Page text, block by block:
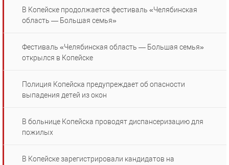
В Копейске продолжается фестиваль «Челябинская
область — Большая семья»
Фестиваль «Челябинская область — Большая семья»
открылся в Копейске
Полиция Копейска предупреждает об опасности
выпадения детей из окон
В больнице Копейска проводят диспансеризацию для
пожилых
В Копейске зарегистрировали кандидатов на